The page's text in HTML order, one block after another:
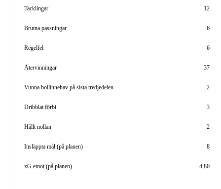
Tacklingar 12
Brutna passningar 6
Regelfel 6
Återvinningar 37
Vunna bollinnehav på sista tredjedelen 2
Dribblat förbi 3
Hållt nollan 2
Insläppta mål (på planen) 8
xG emot (på planen) 4,80